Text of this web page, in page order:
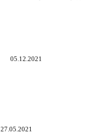
05.12.2021
27.05.2021